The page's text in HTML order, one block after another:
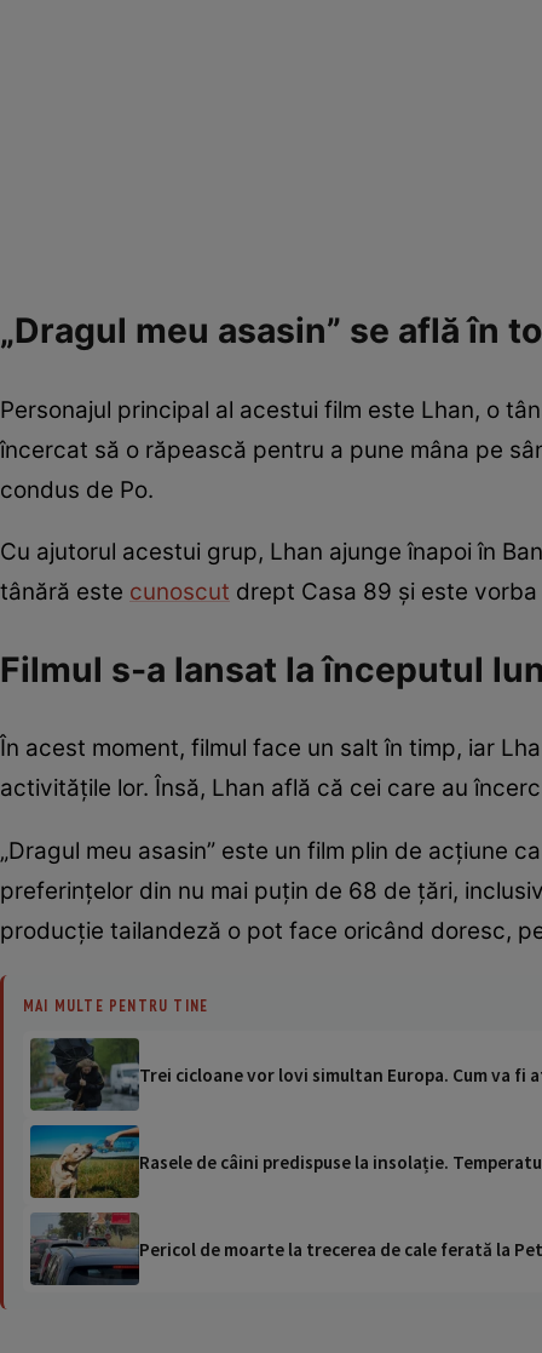
„Dragul meu asasin” se află în
Personajul principal al acestui film este Lhan, o
încercat să o răpească pentru a pune mâna pe
condus de Po.
Cu ajutorul acestui grup, Lhan ajunge înapoi în
tânără este cunoscut drept Casa 89 și este
Filmul s-a lansat la începutul
În acest moment, filmul face un salt în timp, iar
activitățile lor. Însă, Lhan află că cei care au
„Dragul meu asasin” este un film plin de acțiune
preferințelor din nu mai puțin de 68 de țări,
producție tailandeză o pot face oricând doresc,
MAI MULTE PENTRU TINE
Trei cicloane vor lovi simultan Europa. Cum va fi
Rasele de câini predispuse la insolație.
Pericol de moarte la trecerea de cale ferată la